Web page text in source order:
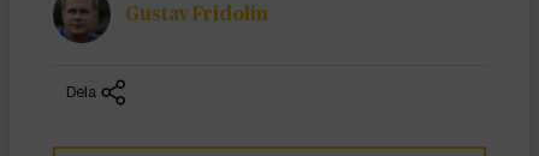
Gustav Fridolin
Dela